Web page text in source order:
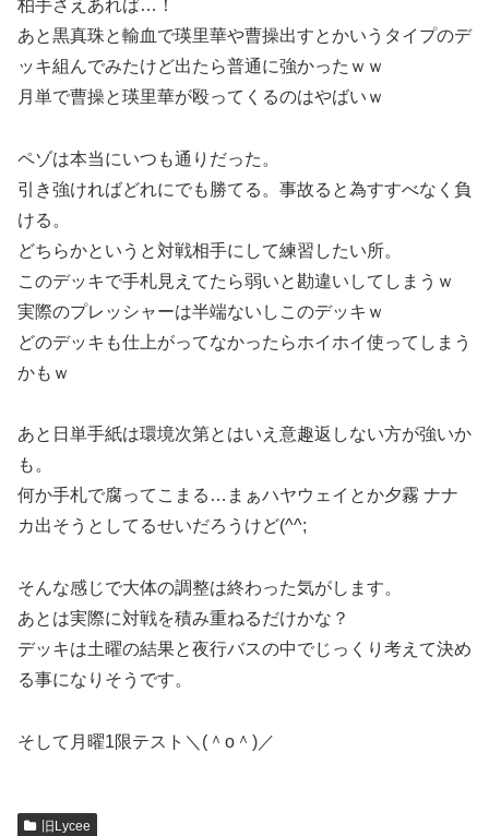
柏手さえあれば…！
あと黒真珠と輸血で瑛里華や曹操出すとかいうタイプのデ
ッキ組んでみたけど出たら普通に強かったｗｗ
月単で曹操と瑛里華が殴ってくるのはやばいｗ
ペゾは本当にいつも通りだった。
引き強ければどれにでも勝てる。事故ると為すすべなく負
ける。
どちらかというと対戦相手にして練習したい所。
このデッキで手札見えてたら弱いと勘違いしてしまうｗ
実際のプレッシャーは半端ないしこのデッキｗ
どのデッキも仕上がってなかったらホイホイ使ってしまう
かもｗ
あと日単手紙は環境次第とはいえ意趣返しない方が強いか
も。
何か手札で腐ってこまる…まぁハヤウェイとか夕霧 ナナ
カ出そうとしてるせいだろうけど(^^;
そんな感じで大体の調整は終わった気がします。
あとは実際に対戦を積み重ねるだけかな？
デッキは土曜の結果と夜行バスの中でじっくり考えて決め
る事になりそうです。
そして月曜1限テスト＼(＾o＾)／
旧Lycee